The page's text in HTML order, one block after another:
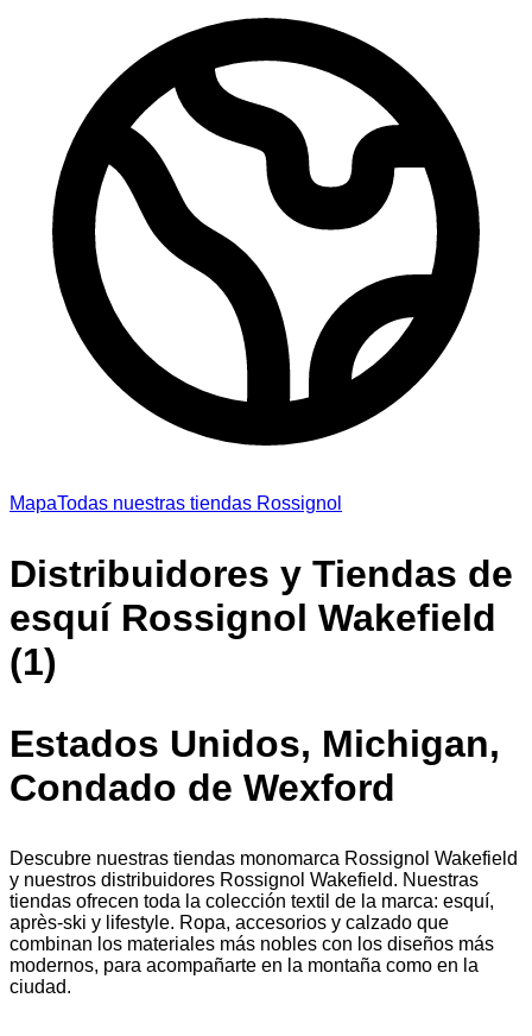
MapaTodas nuestras tiendas Rossignol
Distribuidores y Tiendas de
esquí Rossignol Wakefield
(1)
Estados Unidos, Michigan,
Condado de Wexford
Descubre nuestras tiendas monomarca Rossignol Wakefield
y nuestros distribuidores Rossignol Wakefield. Nuestras
tiendas ofrecen toda la colección textil de la marca: esquí,
après-ski y lifestyle. Ropa, accesorios y calzado que
combinan los materiales más nobles con los diseños más
modernos, para acompañarte en la montaña como en la
ciudad.